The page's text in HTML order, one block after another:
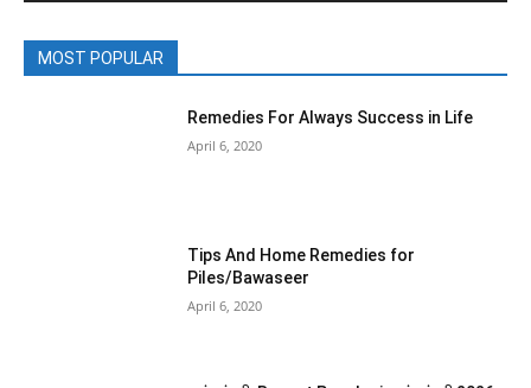
MOST POPULAR
Remedies For Always Success in Life
April 6, 2020
Tips And Home Remedies for
Piles/Bawaseer
April 6, 2020